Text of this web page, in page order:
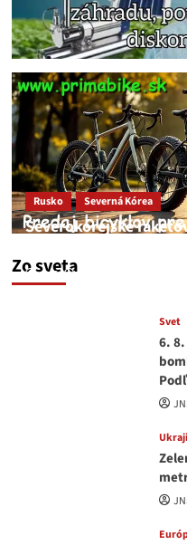
Zo sveta
Rusko Severná Kórea
Severokórejské
JNS
Svet
6.